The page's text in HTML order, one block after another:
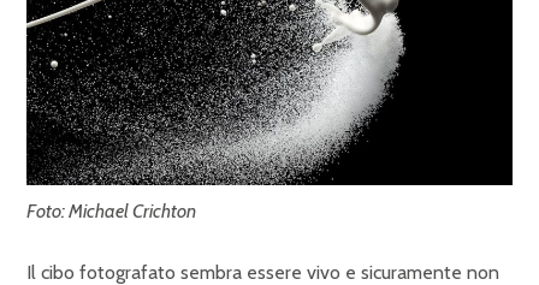
Foto: Michael Crichton
Il cibo fotografato sembra essere vivo e sicuramente non